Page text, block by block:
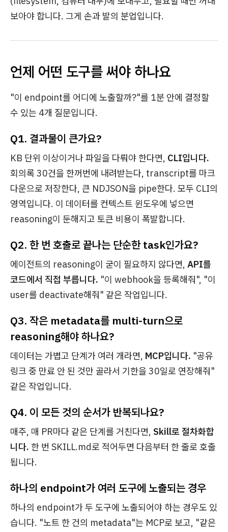
보아야 합니다. 그게 손과 발의 분업입니다.
언제 어떤 도구를 써야 하나요
"이 endpoint를 어디에 노출할까?"를 1분 안에 결정할
수 있는 4개 질문입니다.
Q1. 결과물이 큰가요?
KB 단위 이상이거나 파일을 다뤄야 한다면, CLI입니다.
회의록 30건을 한꺼번에 내려받는다, transcript를 마크
다운으로 저장한다, 큰 NDJSON을 pipe한다. 모두 CLI의
영역입니다. 이 데이터를 컨텍스트 윈도우에 넣으면
reasoning이 둔해지고 토큰 비용이 폭발합니다.
Q2. 한 번 호출로 끝나는 단순한 task인가요?
에이전트의 reasoning이 굳이 필요하지 않다면, API를
코드에서 직접 부릅니다. "이 webhook을 등록해줘", "이
user를 deactivate해줘" 같은 작업입니다.
Q3. 작은 metadata를 multi-turn으로
reasoning해야 하나요?
데이터는 가볍고 단계가 여러 개라면, MCP입니다. "공유
링크 중 만료 안 된 것만 골라서 기한을 30일로 연장해줘"
같은 작업입니다.
Q4. 이 모든 것의 순서가 반복되나요?
매주, 매 PR마다 같은 단계를 거친다면, Skill로 절차화합
니다. 한 번 SKILL.md로 적어두면 다음부터 한 줄로 호출
됩니다.
하나의 endpoint가 여러 도구에 노출되는 경우
하나의 endpoint가 두 도구에 노출되어야 하는 경우도 있
습니다. "노트 한 건의 metadata"는 MCP로 보고, "같은